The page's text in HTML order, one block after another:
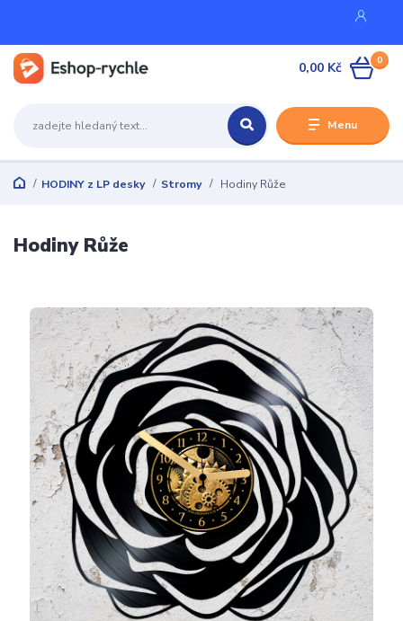
Menu
0
0,00 Kč
HODINY z LP desky Stromy Hodiny Růže
Hodiny Růže